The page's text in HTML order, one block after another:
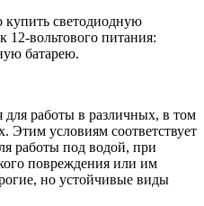
купить светодиодную
12-вольтового питания:
батарею.
работы в различных, в том
Этим условиям соответствует
работы под водой, при
повреждения или им
но устойчивые виды